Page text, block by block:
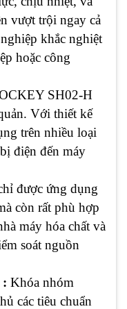
vượt trội ngay cả
khắc nghiệt
hoặc công
SH02-H
Với thiết kế
trên nhiều loại
điện đến máy
được ứng dụng
còn rất phù hợp
máy hóa chất và
soát nguồn
: Khóa nhóm
các tiêu chuẩn